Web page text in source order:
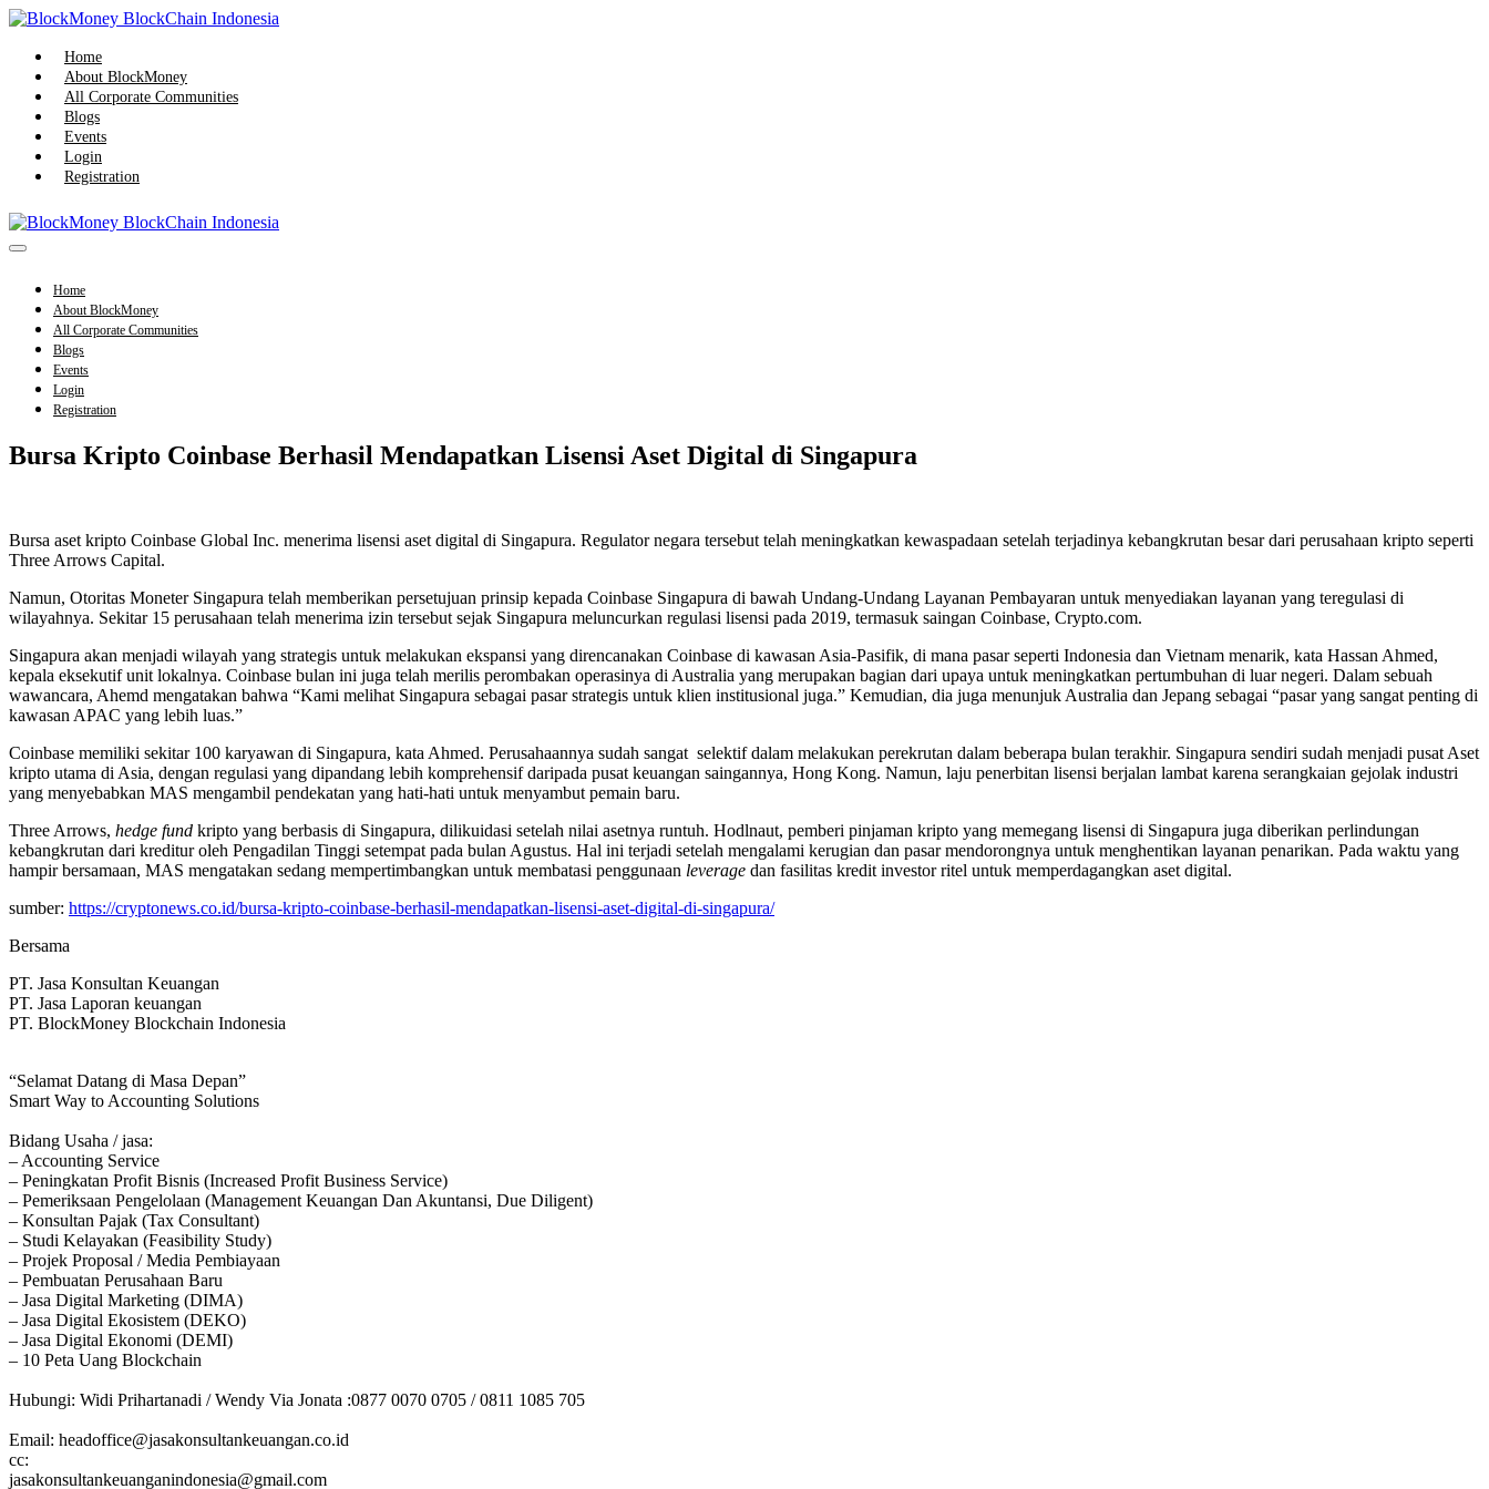
Skip
content
Home
About BlockMoney
All Corporate Communities
Blogs
Events
Login
Registration
Menu
Home
About BlockMoney
All Corporate Communities
Blogs
Events
Login
Registration
Bursa Kripto Coinbase Berhasil Mendapatkan Lisensi Aset Digital di Singapura
Bursa aset kripto Coinbase Global Inc. menerima lisensi aset digital di Singapura. Regulator negara tersebut telah meningkatkan kewaspadaan setelah terjadinya kebangkrutan besar dari perusahaan kripto seperti
Three Arrows Capital.
Namun, Otoritas Moneter Singapura telah memberikan persetujuan prinsip kepada Coinbase Singapura di bawah Undang-Undang Layanan Pembayaran untuk menyediakan layanan yang teregulasi di
wilayahnya. Sekitar 15 perusahaan telah menerima izin tersebut sejak Singapura meluncurkan regulasi lisensi pada 2019, termasuk saingan Coinbase, Crypto.com.
Singapura akan menjadi wilayah yang strategis untuk melakukan ekspansi yang direncanakan Coinbase di kawasan Asia-Pasifik, di mana pasar seperti Indonesia dan Vietnam menarik, kata Hassan Ahmed,
kepala eksekutif unit lokalnya. Coinbase bulan ini juga telah merilis perombakan operasinya di Australia yang merupakan bagian dari upaya untuk meningkatkan pertumbuhan di luar negeri. Dalam sebuah
wawancara, Ahemd mengatakan bahwa “Kami melihat Singapura sebagai pasar strategis untuk klien institusional juga.” Kemudian, dia juga menunjuk Australia dan Jepang sebagai “pasar yang sangat penting di
kawasan APAC yang lebih luas.”
Coinbase memiliki sekitar 100 karyawan di Singapura, kata Ahmed. Perusahaannya sudah sangat selektif dalam melakukan perekrutan dalam beberapa bulan terakhir. Singapura sendiri sudah menjadi pusat Aset
kripto utama di Asia, dengan regulasi yang dipandang lebih komprehensif daripada pusat keuangan saingannya, Hong Kong. Namun, laju penerbitan lisensi berjalan lambat karena serangkaian gejolak industri
yang menyebabkan MAS mengambil pendekatan yang hati-hati untuk menyambut pemain baru.
Three Arrows, hedge fund kripto yang berbasis di Singapura, dilikuidasi setelah nilai asetnya runtuh. Hodlnaut, pemberi pinjaman kripto yang memegang lisensi di Singapura juga diberikan perlindungan
kebangkrutan dari kreditur oleh Pengadilan Tinggi setempat pada bulan Agustus. Hal ini terjadi setelah mengalami kerugian dan pasar mendorongnya untuk menghentikan layanan penarikan. Pada waktu yang
hampir bersamaan, MAS mengatakan sedang mempertimbangkan untuk membatasi penggunaan leverage dan fasilitas kredit investor ritel untuk memperdagangkan aset digital.
sumber: https://cryptonews.co.id/bursa-kripto-coinbase-berhasil-mendapatkan-lisensi-aset-digital-di-singapura/
Bersama
PT. Jasa Konsultan Keuangan
PT. Jasa Laporan keuangan
PT. BlockMoney Blockchain Indonesia
“Selamat Datang di Masa Depan”
Smart Way to Accounting Solutions
Bidang Usaha / jasa:
– Accounting Service
– Peningkatan Profit Bisnis (Increased Profit Business Service)
– Pemeriksaan Pengelolaan (Management Keuangan Dan Akuntansi, Due Diligent)
– Konsultan Pajak (Tax Consultant)
– Studi Kelayakan (Feasibility Study)
– Projek Proposal / Media Pembiayaan
– Pembuatan Perusahaan Baru
– Jasa Digital Marketing (DIMA)
– Jasa Digital Ekosistem (DEKO)
– Jasa Digital Ekonomi (DEMI)
– 10 Peta Uang Blockchain
Hubungi: Widi Prihartanadi / Wendy Via Jonata :0877 0070 0705 / 0811 1085 705
Email: headoffice@jasakonsultankeuangan.co.id
cc:
jasakonsultankeuanganindonesia@gmail.com